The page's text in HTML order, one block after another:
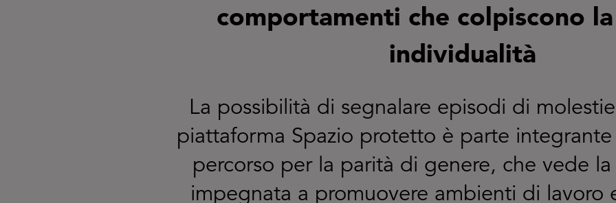
comportamenti che colpiscono
individualità
La possibilità di segnalare episodi di
piattaforma Spazio protetto è parte
percorso per la parità di genere, che vede
impegnata a promuovere ambienti di lavoro